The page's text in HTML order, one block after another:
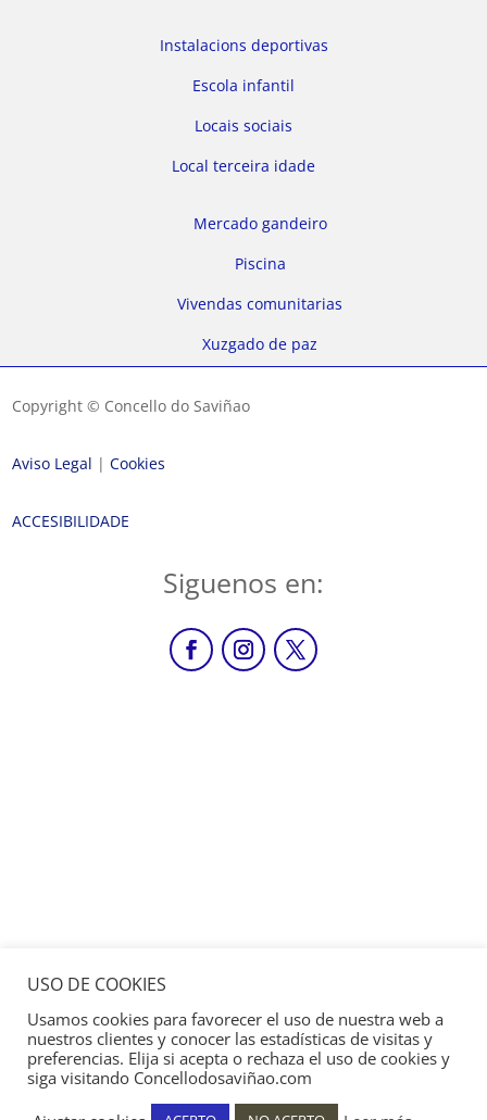
Instalacions deportivas
Escola infantil
Locais sociais
Local terceira idade
Mercado gandeiro
Piscina
Vivendas comunitarias
Xuzgado de paz
Copyright © Concello do Saviñao
Aviso Legal |Cookies
ACCESIBILIDADE
Siguenos en:
USO DE COOKIES
Usamos cookies para favorecer el uso de nuestra web a
nuestros clientes y conocer las estadísticas de visitas y
preferencias. Elija si acepta o rechaza el uso de cookies y
siga visitando Concellodosaviñao.com